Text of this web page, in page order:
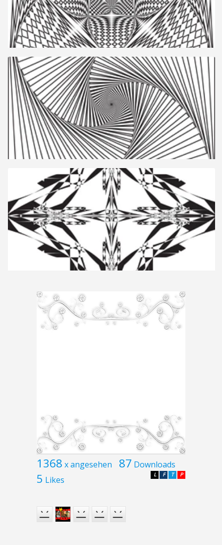
1368 x angesehen 87 Downloads
5 Likes P
T
F
L